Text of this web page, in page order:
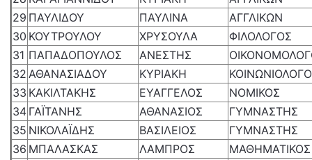
29 ΠΑΥΛΙΔΟΥ ΠΑΥΛΙΝΑ
ΑΓΓΛΙΚΩΝ
30 ΚΟΥΤΡΟΥΛΟΥ ΧΡΥΣΟΥΛΑ
ΦΙΛΟΛΟΓΟΣ
31 ΠΑΠΑΔΟΠΟΥΛΟΣ ΑΝΕΣΤΗΣ
32 ΑΘΑΝΑΣΙΑΔΟΥ ΚΥΡΙΑΚΗ
33 ΚΑΚΙΛΤΑΚΗΣ ΕΥΑΓΓΕΛΟΣ
ΝΟΜΙΚΟΣ
34 ΓΑΪΤΑΝΗΣ ΑΘΑΝΑΣΙΟΣ
ΓΥΜΝΑΣΤΗΣ
35 ΝΙΚΟΛΑΪΔΗΣ ΒΑΣΙΛΕΙΟΣ
ΓΥΜΝΑΣΤΗΣ
36 ΜΠΑΛΑΣΚΑΣ ΛΑΜΠΡΟΣ
ΜΑΘΗΜΑΤΙΚΟΣ